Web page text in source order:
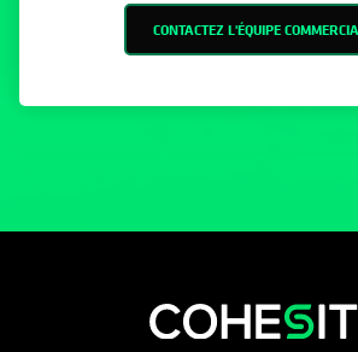
CONTACTEZ L'ÉQUIPE
s’ouvre dans un
s’ouvre
s’ouvre